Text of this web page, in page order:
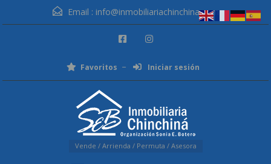
Email : info@inmobiliariachinchina.com
Favoritos Iniciar sesión
Vende / Arrienda / Permuta / Asesora